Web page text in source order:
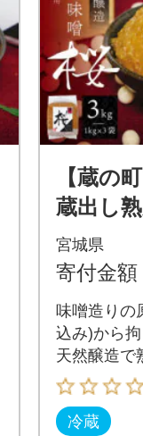
【蔵の
蔵出し
加・国
宮城県
寄付金額
味噌造りの
込み)から
天然醸造で
甘みを味わ
冷蔵